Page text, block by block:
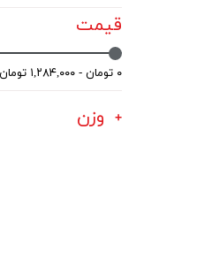
قیمت
۰ تومان - ۱,۲۸۴,۰۰۰ تومان
وزن